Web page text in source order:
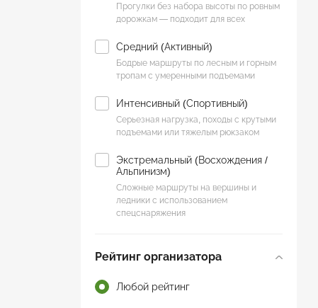
Походы
С детьми
Сплав / рафтинг
Термальные источники
Фото туры
Экскурсионный
Экстрим
Прогулки без набора высоты по ровным
дорожкам — подходит для всех
Средний (Активный)
Бодрые маршруты по лесным и горным
тропам с умеренными подъемами
Интенсивный (Спортивный)
Серьезная нагрузка, походы с крутыми
подъемами или тяжелым рюкзаком
Экстремальный (Восхождения /
Альпинизм)
Сложные маршруты на вершины и
ледники с использованием
спецснаряжения
Рейтинг организатора
Любой рейтинг